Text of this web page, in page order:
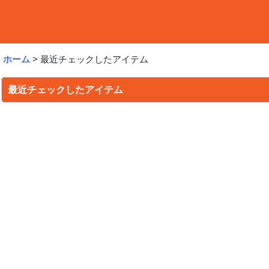
ホーム > 最近チェックしたアイテム
最近チェックしたアイテム